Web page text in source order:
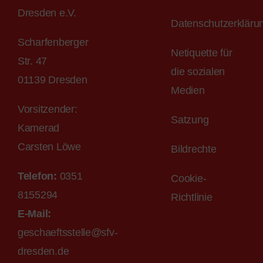
Dresden e.V.
Scharfenberger
Str. 47
01139 Dresden
Vorsitzender:
Kamerad
Carsten Löwe
Telefon: 0351
8155294
E-Mail :
geschaeftsstelle@sfv-
dresden.de
Netiquette für
die sozialen
Medien
Satzung
Bildrechte
Cookie-
Richtlinie